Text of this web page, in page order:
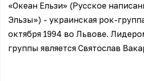
«Океан Ельзи» (Русское
Эльзы») - украинская рок-
октября 1994 во Львове.
группы является Святослав